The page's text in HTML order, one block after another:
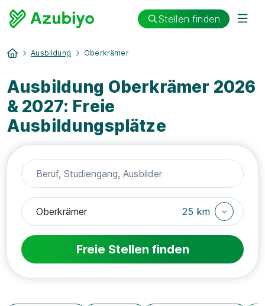
Stellen finden
Ausbildung Oberkrämer
Ausbildung Oberkrämer 2026
& 2027: Freie
Ausbildungsplätze
25 km
Freie Stellen finden